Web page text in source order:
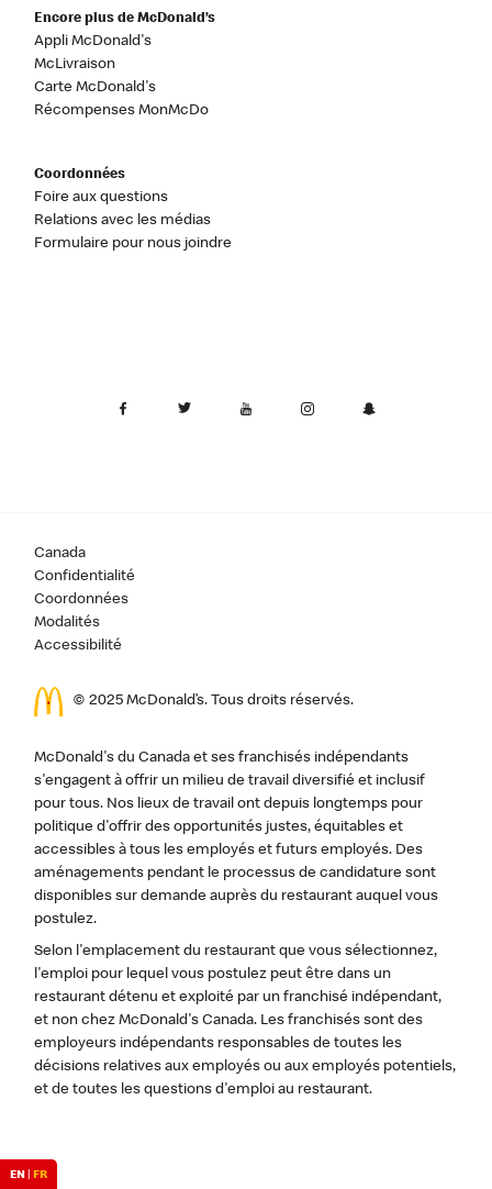
Encore plus de McDonald’s
Appli McDonald's
McLivraison
Carte McDonald's
Récompenses MonMcDo
Coordonnées
Foire aux questions
Relations avec les médias
Formulaire pour nous joindre
Canada
Confidentialité
Coordonnées
Modalités
Accessibilité
© 2025 McDonald’s. Tous droits réservés.
McDonald's du Canada et ses franchisés indépendants
s'engagent à offrir un milieu de travail diversifié et inclusif
pour tous. Nos lieux de travail ont depuis longtemps pour
politique d'offrir des opportunités justes, équitables et
accessibles à tous les employés et futurs employés. Des
aménagements pendant le processus de candidature sont
disponibles sur demande auprès du restaurant auquel vous
postulez.
Selon l'emplacement du restaurant que vous sélectionnez,
l'emploi pour lequel vous postulez peut être dans un
restaurant détenu et exploité par un franchisé indépendant,
et non chez McDonald's Canada. Les franchisés sont des
employeurs indépendants responsables de toutes les
décisions relatives aux employés ou aux employés potentiels,
et de toutes les questions d'emploi au restaurant.
EN| FR